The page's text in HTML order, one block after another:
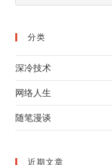
分类
深冷技术
网络人生
随笔漫谈
近期文章